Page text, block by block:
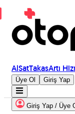
AlSatTakasArtı
Üye Ol Giriş Yap
Giriş Yap / Üye